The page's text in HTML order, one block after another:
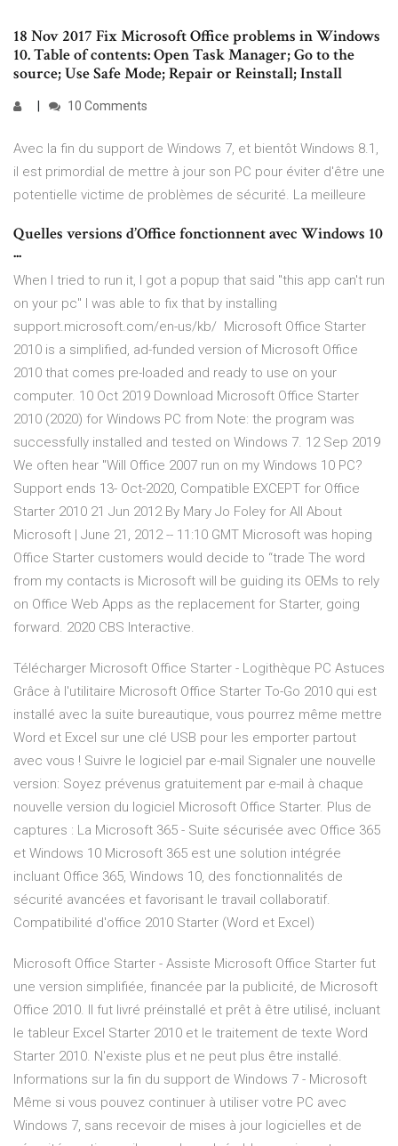
18 Nov 2017 Fix Microsoft Office problems in Windows
10. Table of contents: Open Task Manager; Go to the
source; Use Safe Mode; Repair or Reinstall; Install
10 Comments
Avec la fin du support de Windows 7, et bientôt Windows 8.1,
il est primordial de mettre à jour son PC pour éviter d'être une
potentielle victime de problèmes de sécurité. La meilleure
Quelles versions d’Office fonctionnent avec Windows 10
...
When I tried to run it, I got a popup that said "this app can't run
on your pc" I was able to fix that by installing
support.microsoft.com/en-us/kb/ Microsoft Office Starter
2010 is a simplified, ad-funded version of Microsoft Office
2010 that comes pre-loaded and ready to use on your
computer. 10 Oct 2019 Download Microsoft Office Starter
2010 (2020) for Windows PC from Note: the program was
successfully installed and tested on Windows 7. 12 Sep 2019
We often hear "Will Office 2007 run on my Windows 10 PC?
Support ends 13- Oct-2020, Compatible EXCEPT for Office
Starter 2010 21 Jun 2012 By Mary Jo Foley for All About
Microsoft | June 21, 2012 -- 11:10 GMT Microsoft was hoping
Office Starter customers would decide to “trade The word
from my contacts is Microsoft will be guiding its OEMs to rely
on Office Web Apps as the replacement for Starter, going
forward. 2020 CBS Interactive.
Télécharger Microsoft Office Starter - Logithèque PC Astuces
Grâce à l'utilitaire Microsoft Office Starter To-Go 2010 qui est
installé avec la suite bureautique, vous pourrez même mettre
Word et Excel sur une clé USB pour les emporter partout
avec vous ! Suivre le logiciel par e-mail Signaler une nouvelle
version: Soyez prévenus gratuitement par e-mail à chaque
nouvelle version du logiciel Microsoft Office Starter. Plus de
captures : La Microsoft 365 - Suite sécurisée avec Office 365
et Windows 10 Microsoft 365 est une solution intégrée
incluant Office 365, Windows 10, des fonctionnalités de
sécurité avancées et favorisant le travail collaboratif.
Compatibilité d'office 2010 Starter (Word et Excel)
Microsoft Office Starter - Assiste Microsoft Office Starter fut
une version simplifiée, financée par la publicité, de Microsoft
Office 2010. Il fut livré préinstallé et prêt à être utilisé, incluant
le tableur Excel Starter 2010 et le traitement de texte Word
Starter 2010. N'existe plus et ne peut plus être installé.
Informations sur la fin du support de Windows 7 - Microsoft
Même si vous pouvez continuer à utiliser votre PC avec
Windows 7, sans recevoir de mises à jour logicielles et de